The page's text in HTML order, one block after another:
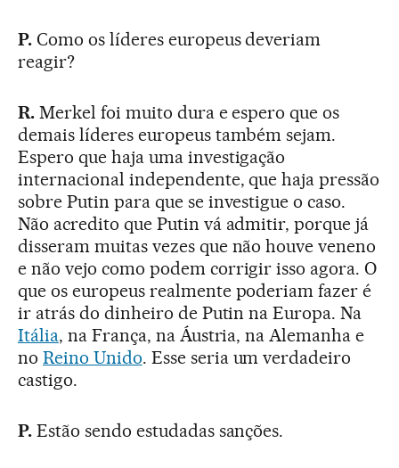
P.Como os líderes europeus deveriam
reagir?
R.Merkel foi muito dura e espero que os
demais líderes europeus também sejam.
Espero que haja uma investigação
internacional independente, que haja pressão
sobre Putin para que se investigue o caso.
Não acredito que Putin vá admitir, porque já
disseram muitas vezes que não houve veneno
e não vejo como podem corrigir isso agora. O
que os europeus realmente poderiam fazer é
ir atrás do dinheiro de Putin na Europa. Na
Itália, na França, na Áustria, na Alemanha e
no Reino Unido. Esse seria um verdadeiro
castigo.
P.Estão sendo estudadas sanções.